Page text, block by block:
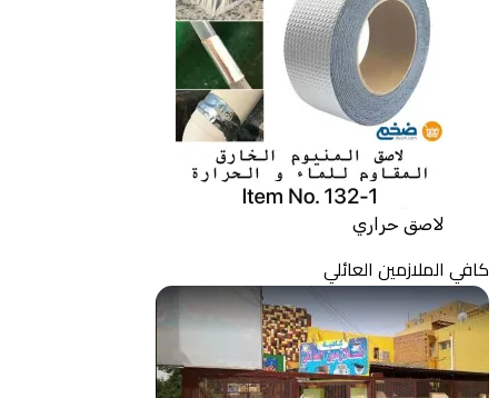
لاصق حراري
كافي الملازمين العائلي